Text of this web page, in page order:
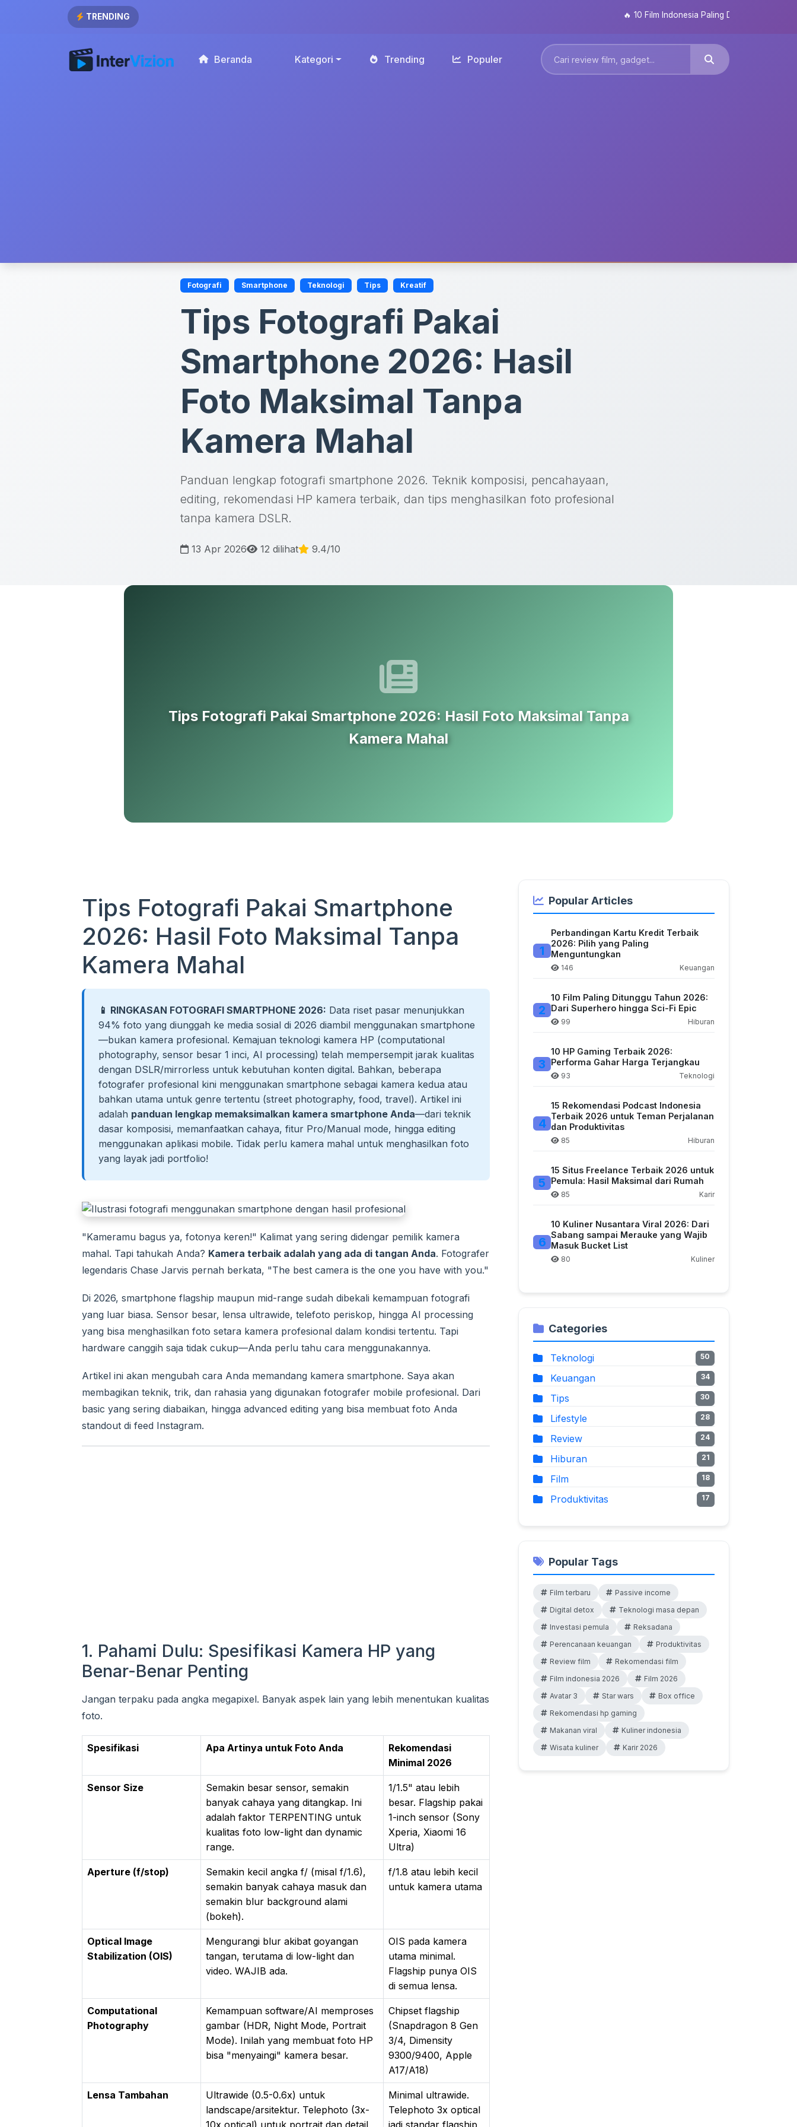
TRENDING 10 Film Indonesia Paling Ditunggu 2026: Dari
Beranda Kategori Trending Populer
Fotografi Smartphone Teknologi Tips Kreatif
Tips Fotografi Pakai
Smartphone 2026: Hasil
Foto Maksimal Tanpa
Kamera Mahal
Panduan lengkap fotografi smartphone 2026. Teknik komposisi, pencahayaan,
editing, rekomendasi HP kamera terbaik, dan tips menghasilkan foto profesional
tanpa kamera DSLR.
13 Apr 2026 12 dilihat 9.4/10
Tips Fotografi Pakai Smartphone 2026: Hasil Foto Maksimal Tanpa
Kamera Mahal
Tips Fotografi Pakai Smartphone
2026: Hasil Foto Maksimal Tanpa
Kamera Mahal
📱 RINGKASAN FOTOGRAFI SMARTPHONE 2026: Data riset pasar menunjukkan
94% foto yang diunggah ke media sosial di 2026 diambil menggunakan smartphone
—bukan kamera profesional. Kemajuan teknologi kamera HP (computational
photography, sensor besar 1 inci, AI processing) telah mempersempit jarak kualitas
dengan DSLR/mirrorless untuk kebutuhan konten digital. Bahkan, beberapa
fotografer profesional kini menggunakan smartphone sebagai kamera kedua atau
bahkan utama untuk genre tertentu (street photography, food, travel). Artikel ini
adalah panduan lengkap memaksimalkan kamera smartphone Anda—dari teknik
dasar komposisi, memanfaatkan cahaya, fitur Pro/Manual mode, hingga editing
menggunakan aplikasi mobile. Tidak perlu kamera mahal untuk menghasilkan foto
yang layak jadi portfolio!
"Kameramu bagus ya, fotonya keren!" Kalimat yang sering didengar pemilik kamera
mahal. Tapi tahukah Anda? Kamera terbaik adalah yang ada di tangan Anda. Fotografer
legendaris Chase Jarvis pernah berkata, "The best camera is the one you have with you."
Di 2026, smartphone flagship maupun mid-range sudah dibekali kemampuan fotografi
yang luar biasa. Sensor besar, lensa ultrawide, telefoto periskop, hingga AI processing
yang bisa menghasilkan foto setara kamera profesional dalam kondisi tertentu. Tapi
hardware canggih saja tidak cukup—Anda perlu tahu cara menggunakannya.
Artikel ini akan mengubah cara Anda memandang kamera smartphone. Saya akan
membagikan teknik, trik, dan rahasia yang digunakan fotografer mobile profesional. Dari
basic yang sering diabaikan, hingga advanced editing yang bisa membuat foto Anda
standout di feed Instagram.
1. Pahami Dulu: Spesifikasi Kamera HP yang
Benar-Benar Penting
Jangan terpaku pada angka megapixel. Banyak aspek lain yang lebih menentukan kualitas
foto.
Spesifikasi Apa Artinya untuk Foto Anda
Rekomendasi
Minimal 2026
Sensor Size
Semakin besar sensor, semakin
banyak cahaya yang ditangkap. Ini
adalah faktor TERPENTING untuk
kualitas foto low-light dan dynamic
range.
1/1.5" atau lebih
besar. Flagship pakai
1-inch sensor (Sony
Xperia, Xiaomi 16
Ultra)
Aperture (f/stop)
Semakin kecil angka f/ (misal f/1.6),
semakin banyak cahaya masuk dan
semakin blur background alami
(bokeh).
f/1.8 atau lebih kecil
untuk kamera utama
Optical Image
Stabilization (OIS)
Mengurangi blur akibat goyangan
tangan, terutama di low-light dan
video. WAJIB ada.
OIS pada kamera
utama minimal.
Flagship punya OIS
di semua lensa.
Computational
Photography
Kemampuan software/AI memproses
gambar (HDR, Night Mode, Portrait
Mode). Inilah yang membuat foto HP
bisa "menyaingi" kamera besar.
Chipset flagship
(Snapdragon 8 Gen
3/4, Dimensity
9300/9400, Apple
A17/A18)
Lensa Tambahan
Ultrawide (0.5-0.6x) untuk
landscape/arsitektur. Telephoto (3x-
10x optical) untuk portrait dan detail
Minimal ultrawide.
Telephoto 3x optical
jadi standar flagship
Popular Articles
1
Perbandingan Kartu Kredit Terbaik
2026: Pilih yang Paling
Menguntungkan
146 Keuangan
2
10 Film Paling Ditunggu Tahun 2026:
Dari Superhero hingga Sci-Fi Epic
99 Hiburan
3
10 HP Gaming Terbaik 2026:
Performa Gahar Harga Terjangkau
93 Teknologi
4
15 Rekomendasi Podcast Indonesia
Terbaik 2026 untuk Teman Perjalanan
dan Produktivitas
85 Hiburan
5
15 Situs Freelance Terbaik 2026 untuk
Pemula: Hasil Maksimal dari Rumah
85 Karir
6
10 Kuliner Nusantara Viral 2026: Dari
Sabang sampai Merauke yang Wajib
Masuk Bucket List
80 Kuliner
Categories
Teknologi 50
Keuangan 34
Tips 30
Lifestyle 28
Review 24
Hiburan 21
Film 18
Produktivitas 17
Popular Tags
Film terbaru
Passive income
Digital detox
Teknologi masa depan
Investasi pemula
Reksadana
Perencanaan keuangan
Produktivitas
Review film
Rekomendasi film
Film indonesia 2026
Film 2026
Avatar 3
Star wars
Box office
Rekomendasi hp gaming
Makanan viral
Kuliner indonesia
Wisata kuliner
Karir 2026